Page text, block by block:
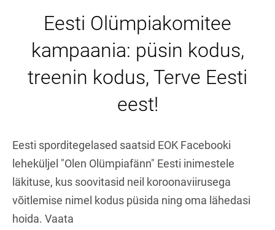
Eesti Olümpiakomitee
kampaania: püsin kodus,
treenin kodus, Terve Eesti
eest!
Eesti sporditegelased saatsid EOK Facebooki
leheküljel "Olen Olümpiafänn" Eesti inimestele
läkituse, kus soovitasid neil koroonaviirusega
võitlemise nimel kodus püsida ning oma lähedasi
hoida. Vaata